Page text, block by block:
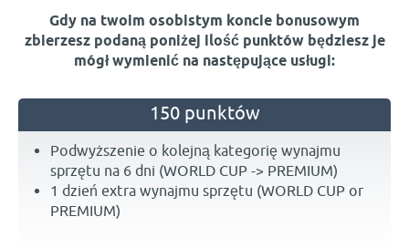
Gdy na twoim osobistym koncie bonusowym
zbierzesz podaną poniżej ilość punktów będziesz je
mógł wymienić na następujące usługi:
150 punktów
Podwyższenie o kolejną kategorię wynajmu
sprzętu na 6 dni (WORLD CUP -> PREMIUM)
1 dzień extra wynajmu sprzętu (WORLD CUP or
PREMIUM)